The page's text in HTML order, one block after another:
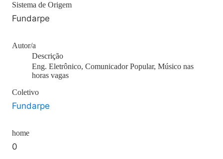
Sistema de Origem
Fundarpe
Autor/a
Descrição
Eng. Eletrônico, Comunicador Popular, Músico nas
horas vagas
Coletivo
Fundarpe
home
0